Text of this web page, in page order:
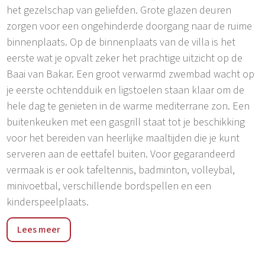
het gezelschap van geliefden. Grote glazen deuren
zorgen voor een ongehinderde doorgang naar de ruime
binnenplaats. Op de binnenplaats van de villa is het
eerste wat je opvalt zeker het prachtige uitzicht op de
Baai van Bakar. Een groot verwarmd zwembad wacht op
je eerste ochtendduik en ligstoelen staan klaar om de
hele dag te genieten in de warme mediterrane zon. Een
buitenkeuken met een gasgrill staat tot je beschikking
voor het bereiden van heerlijke maaltijden die je kunt
serveren aan de eettafel buiten. Voor gegarandeerd
vermaak is er ook tafeltennis, badminton, volleybal,
minivoetbal, verschillende bordspellen en een
kinderspeelplaats.
De villa ligt op een rustige plek op slechts 25 minuten
rijden van Rijeka. Naast het betoverende uitzicht kan de
Lees meer